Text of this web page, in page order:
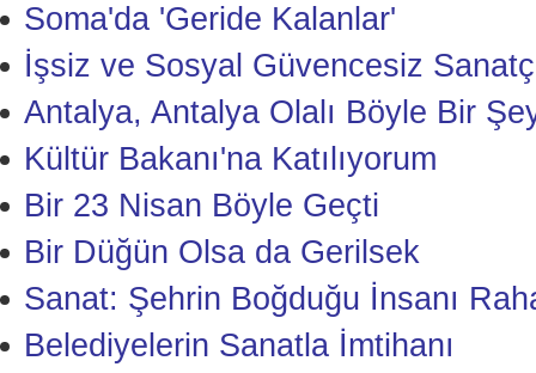
Soma'da 'Geride Kalanlar'
İşsiz ve Sosyal Güvencesiz
Antalya, Antalya Olalı Böyle Bir
Kültür Bakanı'na Katılıyorum
Bir 23 Nisan Böyle Geçti
Bir Düğün Olsa da Gerilsek
Sanat: Şehrin Boğduğu İnsanı
Belediyelerin Sanatla İmtihanı